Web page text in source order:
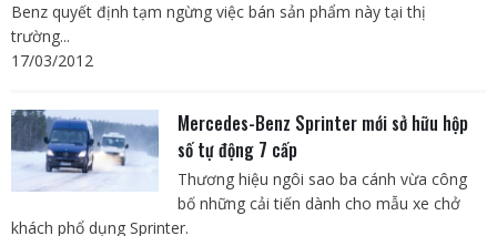
Benz quyết định tạm ngừng việc bán sản phẩm này tại thị
trường...
17/03/2012
Mercedes-Benz Sprinter mới sở hữu hộp
số tự động 7 cấp
Thương hiệu ngôi sao ba cánh vừa công
bố những cải tiến dành cho mẫu xe chở
khách phổ dụng Sprinter.